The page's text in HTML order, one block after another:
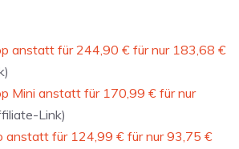
anstatt für 244,90 € für nur 183,68 €
Mini anstatt für 170,99 € für nur
Link)
anstatt für 124,99 € für nur 93,75 €